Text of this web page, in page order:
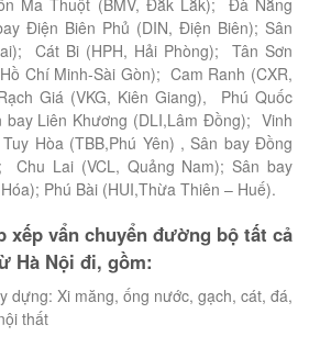
Điện Biên Phủ (DIN, Điện Biên); Sân
Cát Bi (HPH, Hải Phòng); Tân Sơn
Chí Minh-Sài Gòn); Cam Ranh (CXR,
Giá (VKG, Kiên Giang), Phú Quốc
bay Liên Khương (DLI,Lâm Đồng); Vinh
Hòa (TBB,Phú Yên) , Sân bay Đồng
Chu Lai (VCL, Quảng Nam); Sân bay
Phú Bài (HUI,Thừa Thiên – Huế).
xếp vẩn chuyển đường bộ tất cả
Hà Nội đi, gồm:
dựng: Xi măng, ống nước, gạch, cát, đá,
thất